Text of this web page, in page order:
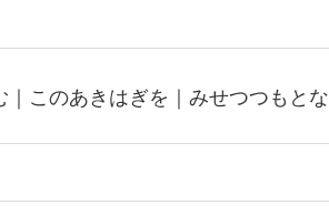
このあきはぎを｜みせつつもとな